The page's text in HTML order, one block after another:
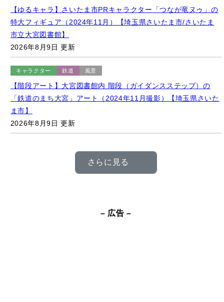
特大フィギュア（2024年11月）【埼玉県さいたま市/さいたま
市立大宮図書館】
2026年8月9日 更新
キャラクター 鉄道 風景
【階段アート】大宮図書館内 階段（ガイダンスステップ）の
「鉄道のまち大宮」アート（2024年11月撮影）【埼玉県さいた
ま市】
2026年8月9日 更新